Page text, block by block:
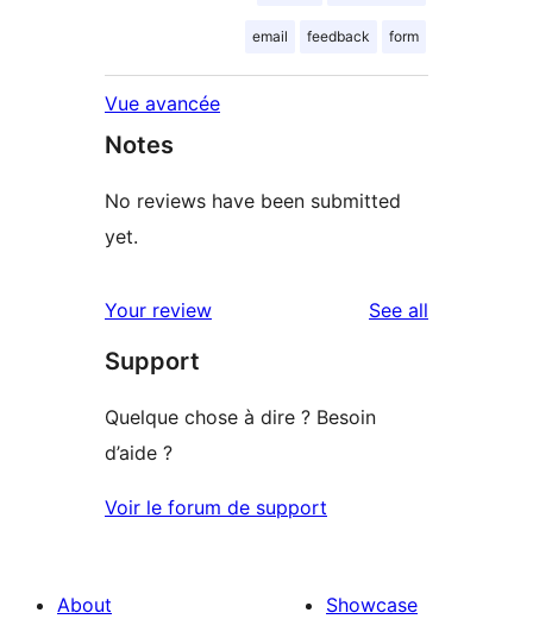
email feedback form
Vue avancée
Notes
No reviews have been submitted
yet.
Your review See all
Support
Quelque chose à dire ? Besoin
d’aide ?
Voir le forum de support
About
Showcase